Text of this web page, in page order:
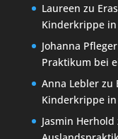
Laureen zu
Kinderkrippe in
Johanna Pfleger
Praktikum bei
Anna Leblerzu
Kinderkrippe in
Jasmin Herhold